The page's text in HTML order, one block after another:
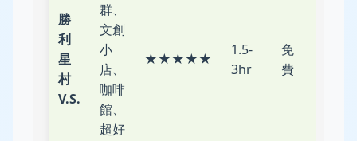
勝
利
星
村
V.S.
群、
文創
小
店、
咖啡
館、
超好
★★★★★
1.5-
3hr
免
費